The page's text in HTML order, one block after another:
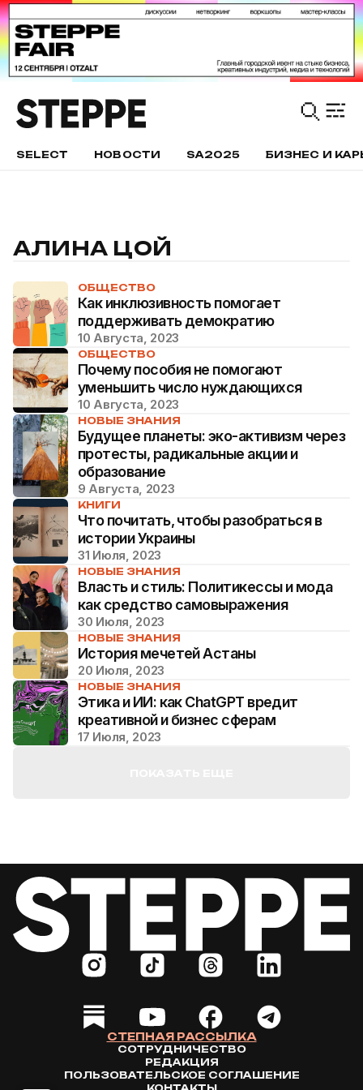
SELECT НОВОСТИ SA2025 БИЗНЕС И
АЛИНА ЦОЙ
ОБЩЕСТВО
Как инклюзивность помогает
поддерживать демократию
10 Августа, 2023
ОБЩЕСТВО
Почему пособия не помогают
уменьшить число нуждающихся
10 Августа, 2023
НОВЫЕ ЗНАНИЯ
Будущее планеты: эко-активизм через
протесты, радикальные акции и
образование
9 Августа, 2023
КНИГИ
Что почитать, чтобы разобраться в
истории Украины
31 Июля, 2023
НОВЫЕ ЗНАНИЯ
Власть и стиль: Политикессы и мода
как средство самовыражения
30 Июля, 2023
НОВЫЕ ЗНАНИЯ
История мечетей Астаны
20 Июля, 2023
НОВЫЕ ЗНАНИЯ
Этика и ИИ: как ChatGPT вредит
креативной и бизнес сферам
17 Июля, 2023
СТЕПНАЯ РАССЫЛКА
СОТРУДНИЧЕСТВО
РЕДАКЦИЯ
ПОЛЬЗОВАТЕЛЬСКОЕ СОГЛАШЕНИЕ